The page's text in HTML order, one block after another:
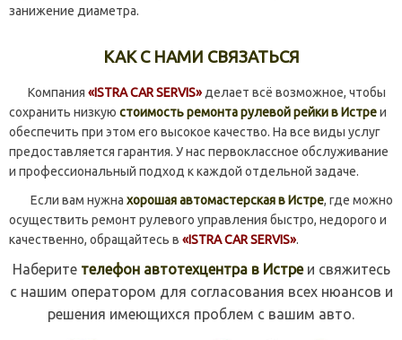
занижение диаметра.
КАК С НАМИ СВЯЗАТЬСЯ
Компания «ISTRA CAR SERVIS»делает всё возможное, чтобы
сохранить низкую стоимость ремонта рулевой рейки в Истреи
обеспечить при этом его высокое качество. На все виды услуг
предоставляется гарантия. У нас первоклассное обслуживание
и профессиональный подход к каждой отдельной задаче.
Если вам нужна хорошая автомастерская в Истре, где можно
осуществить ремонт рулевого управления быстро, недорого и
качественно, обращайтесь в «ISTRA CAR SERVIS».
Наберите телефон автотехцентра в Истреи свяжитесь
с нашим оператором для согласования всех нюансов и
решения имеющихся проблем с вашим авто.